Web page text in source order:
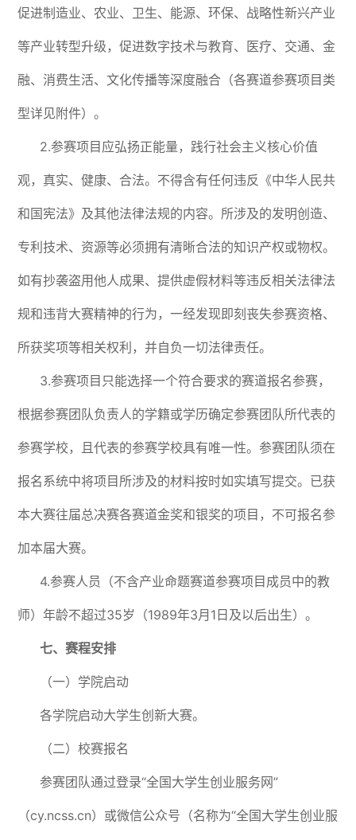
促进制造业、农业、卫生、能源、环保、战略性新兴产业
等产业转型升级，促进数字技术与教育、医疗、交通、金
融、消费生活、文化传播等深度融合（各赛道参赛项目类
型详见附件）。
2.参赛项目应弘扬正能量，践行社会主义核心价值
观，真实、健康、合法。不得含有任何违反《中华人民共
和国宪法》及其他法律法规的内容。所涉及的发明创造、
专利技术、资源等必须拥有清晰合法的知识产权或物权。
如有抄袭盗用他人成果、提供虚假材料等违反相关法律法
规和违背大赛精神的行为，一经发现即刻丧失参赛资格、
所获奖项等相关权利，并自负一切法律责任。
3.参赛项目只能选择一个符合要求的赛道报名参赛，
根据参赛团队负责人的学籍或学历确定参赛团队所代表的
参赛学校，且代表的参赛学校具有唯一性。参赛团队须在
报名系统中将项目所涉及的材料按时如实填写提交。已获
本大赛往届总决赛各赛道金奖和银奖的项目，不可报名参
加本届大赛。
4.参赛人员（不含产业命题赛道参赛项目成员中的教
师）年龄不超过35岁（1989年3月1日及以后出生）。
七、赛程安排
（一）学院启动
各学院启动大学生创新大赛。
（二）校赛报名
参赛团队通过登录“全国大学生创业服务网”
（cy.ncss.cn）或微信公众号（名称为“全国大学生创业服